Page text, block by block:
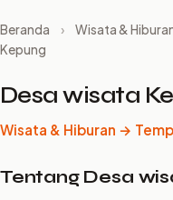
Beranda › Wisata &
Kepung
Desa wisata
Wisata & Hiburan →
Tentang Desa